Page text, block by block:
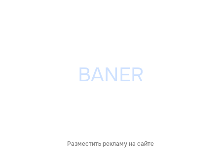
Разместить рекламу на сайте